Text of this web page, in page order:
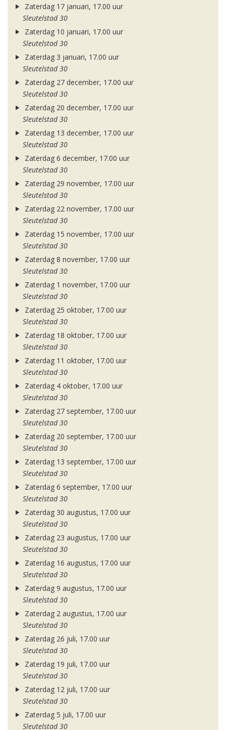
Zaterdag 17 januari, 17.00 uur
Sleutelstad 30
Zaterdag 10 januari, 17.00 uur
Sleutelstad 30
Zaterdag 3 januari, 17.00 uur
Sleutelstad 30
Zaterdag 27 december, 17.00 uur
Sleutelstad 30
Zaterdag 20 december, 17.00 uur
Sleutelstad 30
Zaterdag 13 december, 17.00 uur
Sleutelstad 30
Zaterdag 6 december, 17.00 uur
Sleutelstad 30
Zaterdag 29 november, 17.00 uur
Sleutelstad 30
Zaterdag 22 november, 17.00 uur
Sleutelstad 30
Zaterdag 15 november, 17.00 uur
Sleutelstad 30
Zaterdag 8 november, 17.00 uur
Sleutelstad 30
Zaterdag 1 november, 17.00 uur
Sleutelstad 30
Zaterdag 25 oktober, 17.00 uur
Sleutelstad 30
Zaterdag 18 oktober, 17.00 uur
Sleutelstad 30
Zaterdag 11 oktober, 17.00 uur
Sleutelstad 30
Zaterdag 4 oktober, 17.00 uur
Sleutelstad 30
Zaterdag 27 september, 17.00 uur
Sleutelstad 30
Zaterdag 20 september, 17.00 uur
Sleutelstad 30
Zaterdag 13 september, 17.00 uur
Sleutelstad 30
Zaterdag 6 september, 17.00 uur
Sleutelstad 30
Zaterdag 30 augustus, 17.00 uur
Sleutelstad 30
Zaterdag 23 augustus, 17.00 uur
Sleutelstad 30
Zaterdag 16 augustus, 17.00 uur
Sleutelstad 30
Zaterdag 9 augustus, 17.00 uur
Sleutelstad 30
Zaterdag 2 augustus, 17.00 uur
Sleutelstad 30
Zaterdag 26 juli, 17.00 uur
Sleutelstad 30
Zaterdag 19 juli, 17.00 uur
Sleutelstad 30
Zaterdag 12 juli, 17.00 uur
Sleutelstad 30
Zaterdag 5 juli, 17.00 uur
Sleutelstad 30